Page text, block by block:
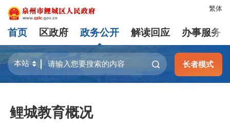
繁体
首页 区政府 政务公开 解读回应 办事服务
长者模式
鲤城教育概况